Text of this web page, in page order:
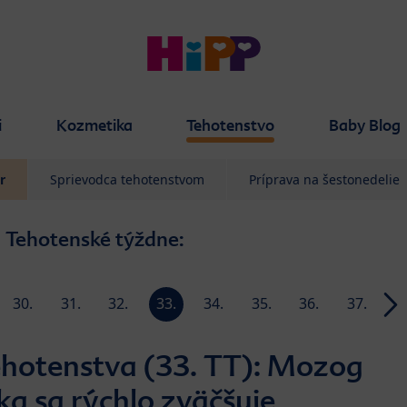
Kozmetika Tehotenstvo Baby Blog
Sprievodca tehotenstvom Príprava na šestonedelie
Tehotenské týždne:
30.
31.
32.
33.
34.
35.
36.
37.
(33. TT): Mozog